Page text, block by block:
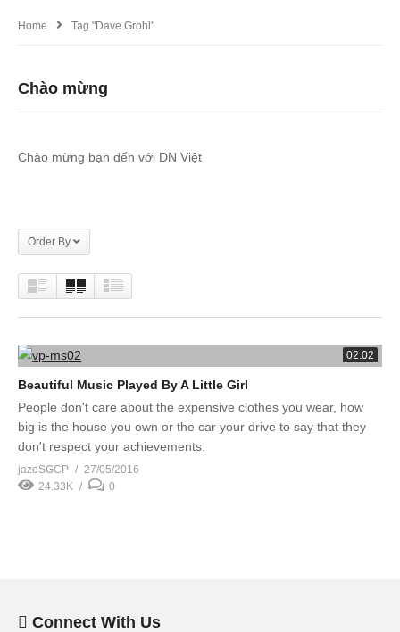
Home Tag "Dave Grohl"
Chào mừng
Chào mừng bạn đến với DN Việt
Order By
02:02
Beautiful Music Played By A Little Girl
People don't care about the expensive clothes you wear, how
big is the house you own or the car your drive to say that they
don't respect your achievements.
jazeSGCP
27/05/2016
24.33K
0
Connect With Us